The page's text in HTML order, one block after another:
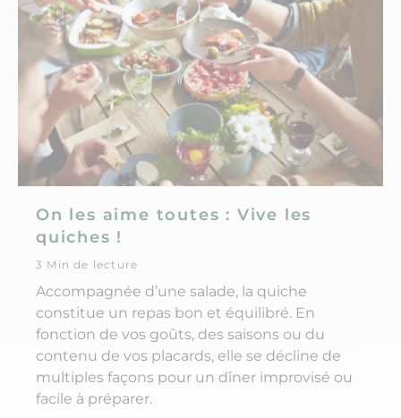
On les aime toutes : Vive les
quiches !
3 Min de lecture
Accompagnée d’une salade, la quiche
constitue un repas bon et équilibré. En
fonction de vos goûts, des saisons ou du
contenu de vos placards, elle se décline de
multiples façons pour un dîner improvisé ou
facile à préparer.